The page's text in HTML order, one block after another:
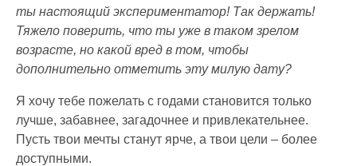
ты настоящий экспериментатор! Так держать!
Тяжело поверить, что ты уже в таком зрелом
возрасте, но какой вред в том, чтобы
дополнительно отметить эту милую дату?
Я хочу тебе пожелать с годами становится только
лучше, забавнее, загадочнее и привлекательнее.
Пусть твои мечты станут ярче, а твои цели – более
доступными.